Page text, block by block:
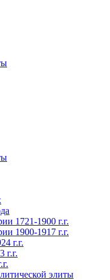
1721-1900 г.г.
1900-1917 г.г.
г.г.
г.г.
элиты